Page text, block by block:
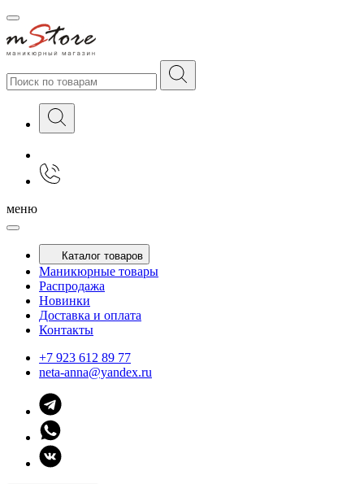
меню
Каталог товаров
Маникюрные товары
Распродажа
Новинки
Доставка и оплата
Контакты
+7 923 612 89 77
neta-anna@yandex.ru